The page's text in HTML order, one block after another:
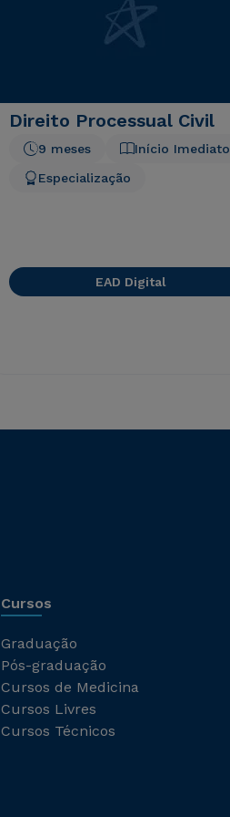
Direito Processual Civil
Início Imediato
9 meses
Especialização
EAD Digital
Cursos
Graduação
Pós-graduação
Cursos de Medicina
Cursos Livres
Cursos Técnicos